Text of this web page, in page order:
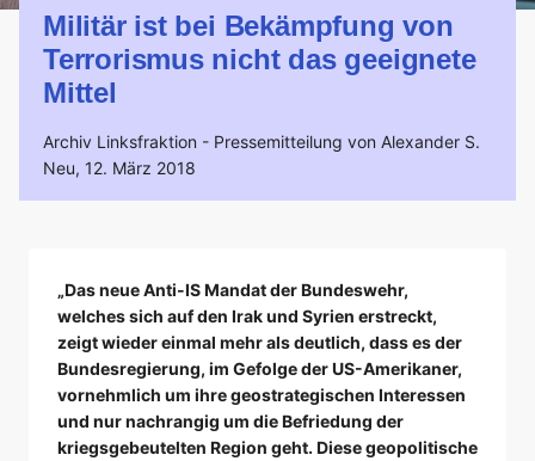
Militär ist bei Bekämpfung von
Terrorismus nicht das geeignete
Mittel
Archiv Linksfraktion - Pressemitteilung von Alexander S.
Neu, 12. März 2018
„Das neue Anti-IS Mandat der Bundeswehr,
welches sich auf den Irak und Syrien erstreckt,
zeigt wieder einmal mehr als deutlich, dass es der
Bundesregierung, im Gefolge der US-Amerikaner,
vornehmlich um ihre geostrategischen Interessen
und nur nachrangig um die Befriedung der
kriegsgebeutelten Region geht. Diese geopolitische